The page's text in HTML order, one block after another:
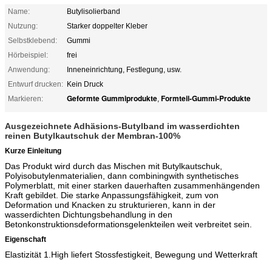
Name:
Butylisolierband
Nutzung:
Starker doppelter Kleber
Selbstklebend:
Gummi
Hörbeispiel:
frei
Anwendung:
Inneneinrichtung, Festlegung, usw.
Entwurf drucken: Kein Druck
Markieren:
Geformte Gummiprodukte, Formteil-Gummi-Produkte
Ausgezeichnete Adhäsions-Butylband im wasserdichten
reinen Butylkautschuk der Membran-100%
Kurze Einleitung
Das Produkt wird durch das Mischen mit Butylkautschuk,
Polyisobutylenmaterialien, dann combiningwith synthetisches
Polymerblatt, mit einer starken dauerhaften zusammenhängenden
Kraft gebildet. Die starke Anpassungsfähigkeit, zum von
Deformation und Knacken zu strukturieren, kann in der
wasserdichten Dichtungsbehandlung in den
Betonkonstruktionsdeformationsgelenkteilen weit verbreitet sein.
Eigenschaft
Elastizität 1.High liefert Stossfestigkeit, Bewegung und Wetterkraft